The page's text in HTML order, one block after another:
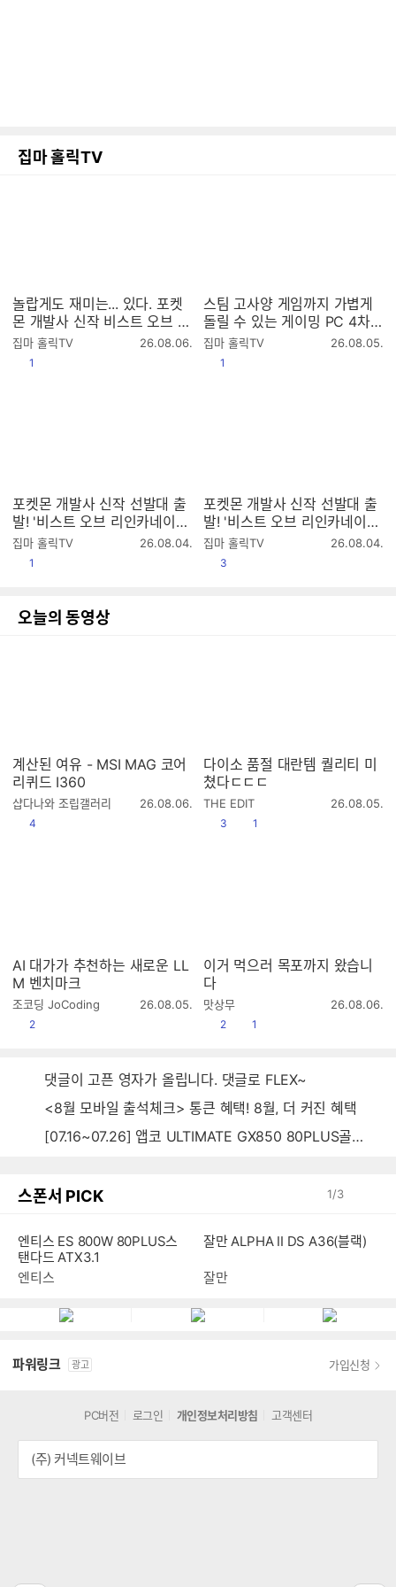
집마 홀릭TV
놀랍게도 재미는... 있다. 포켓
몬 개발사 신작 비스트 오브 리
인카네이션 리뷰
집마 홀릭TV
작
26.08.06.
1
스팀 고사양 게임까지 가볍게
돌릴 수 있는 게이밍 PC 4차
공구 (8월 23일까지)
집마 홀릭TV
작
26.08.05.
1
포켓몬 개발사 신작 선발대 출
발! '비스트 오브 리인카네이션'
첫 방송 2K (라데온 9070XT
4K 풀옵)
집마 홀릭TV
작
26.08.04.
1
포켓몬 개발사 신작 선발대 출
발! '비스트 오브 리인카네이션'
첫 방송 2K (라데온 9070XT)
집마 홀릭TV
작
26.08.04.
공감
3
오늘의 동영상
계산된 여유 - MSI MAG 코어
리퀴드 I360
샵다나와 조립갤러리
작
26.08.06.
공감
4
다이소 품절 대란템 퀄리티 미
쳤다ㄷㄷㄷ
THE EDIT
작
26.08.05.
공감
3 1
AI 대가가 추천하는 새로운 LL
M 벤치마크
조코딩 JoCoding
작
26.08.05.
공감
2
이거 먹으러 목포까지 왔습니
다
맛상무
작
26.08.06.
공감
2 1
댓글이 고픈 영자가 올립니다. 댓글로 FLEX~
<8월 모바일 출석체크> 통큰 혜택! 8월, 더 커진 혜택
[07.16~07.26] 앱코 ULTIMATE GX850 80PLUS골드 풀모듈러 ATX3.0 블랙
스폰서 PICK 1/3
엔티스 ES 800W 80PLUS스
탠다드 ATX3.1
엔티스
잘만 ALPHA II DS A36(블랙)
잘만
파워링크 광고 가입신청
PC버전 로그인 개인정보처리방침 고객센터
(주) 커넥트웨이브